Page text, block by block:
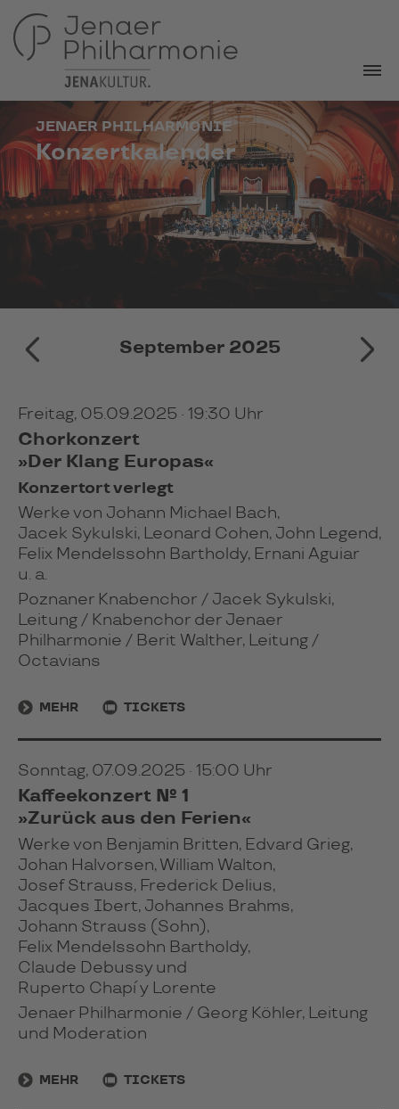
JENAER PHILHARMONIE
Konzertkalender
August 2025
September 2025
Freitag, 05.09.2025 · 19:30 Uhr
Chorkonzert
»Der Klang Europas«
Konzertort verlegt
Werke von Johann Michael Bach,
Jacek Sykulski, Leonard Cohen, John Legend,
Felix Mendelssohn Bartholdy, Ernani Aguiar
u. a.
Poznaner Knabenchor / Jacek Sykulski,
Leitung / Knabenchor der Jenaer
Philharmonie / Berit Walther, Leitung /
Octavians
MEHR TICKETS
Sonntag, 07.09.2025 · 15:00 Uhr
Kaffeekonzert № 1
»Zurück aus den Ferien«
Werke von Benjamin Britten, Edvard Grieg,
Johan Halvorsen, William Walton,
Josef Strauss, Frederick Delius,
Jacques Ibert, Johannes Brahms,
Johann Strauss (Sohn),
Felix Mendelssohn Bartholdy,
Claude Debussy und
Ruperto Chapí y Lorente
Jenaer Philharmonie / Georg Köhler, Leitung
und Moderation
MEHR TICKETS